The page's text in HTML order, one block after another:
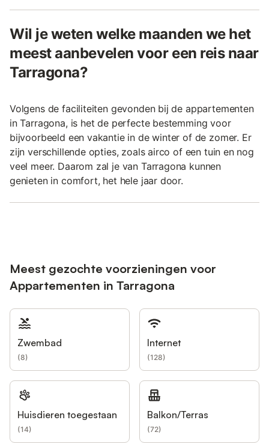
Wil je weten welke maanden we het
meest aanbevelen voor een reis naar
Tarragona?
Volgens de faciliteiten gevonden bij de appartementen
in Tarragona, is het de perfecte bestemming voor
bijvoorbeeld een vakantie in de winter of de zomer. Er
zijn verschillende opties, zoals airco of een tuin en nog
veel meer. Daarom zal je van Tarragona kunnen
genieten in comfort, het hele jaar door.
Meest gezochte voorzieningen voor
Appartementen in Tarragona
Zwembad
(8)
Internet
(128)
Huisdieren toegestaan
(14)
Balkon/Terras
(72)